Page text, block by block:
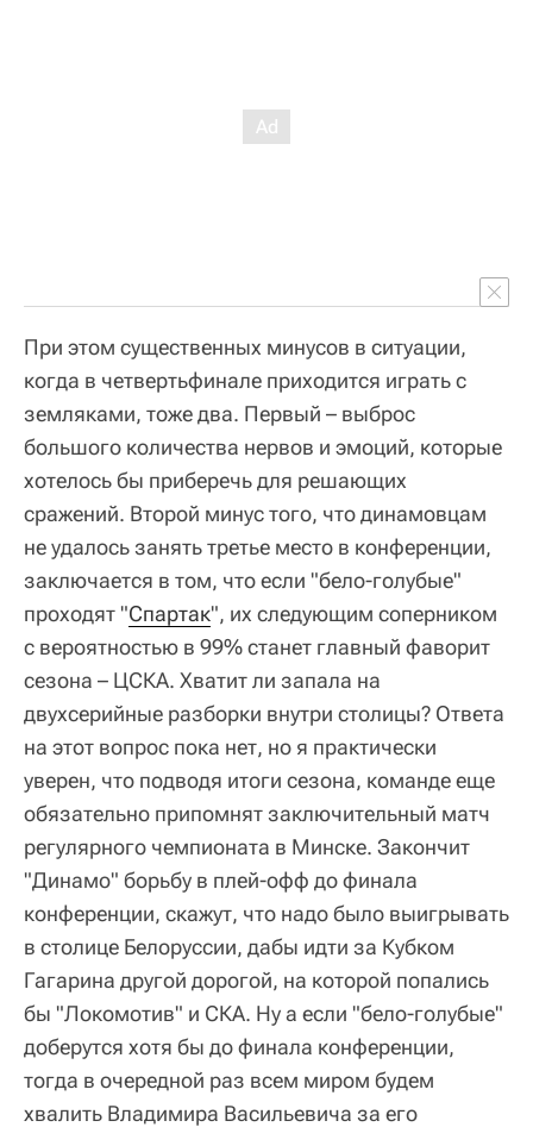
При этом существенных минусов в ситуации,
когда в четвертьфинале приходится играть с
земляками, тоже два. Первый – выброс
большого количества нервов и эмоций, которые
хотелось бы приберечь для решающих
сражений. Второй минус того, что динамовцам
не удалось занять третье место в конференции,
заключается в том, что если "бело-голубые"
проходят "Спартак", их следующим соперником
с вероятностью в 99% станет главный фаворит
сезона – ЦСКА. Хватит ли запала на
двухсерийные разборки внутри столицы? Ответа
на этот вопрос пока нет, но я практически
уверен, что подводя итоги сезона, команде еще
обязательно припомнят заключительный матч
регулярного чемпионата в Минске. Закончит
"Динамо" борьбу в плей-офф до финала
конференции, скажут, что надо было выигрывать
в столице Белоруссии, дабы идти за Кубком
Гагарина другой дорогой, на которой попались
бы "Локомотив" и СКА. Ну а если "бело-голубые"
доберутся хотя бы до финала конференции,
тогда в очередной раз всем миром будем
хвалить Владимира Васильевича за его